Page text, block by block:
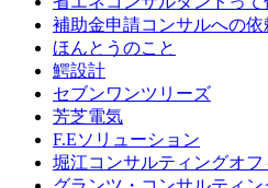
補助金申請コンサルへの依
ほんとうのこと
鰐設計
セブンワンツリーズ
芳芝電気
F.Eソリューション
堀江コンサルティングオフ